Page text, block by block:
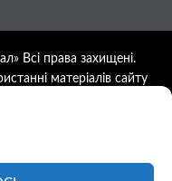
Всі права захищені.
матеріалів сайту